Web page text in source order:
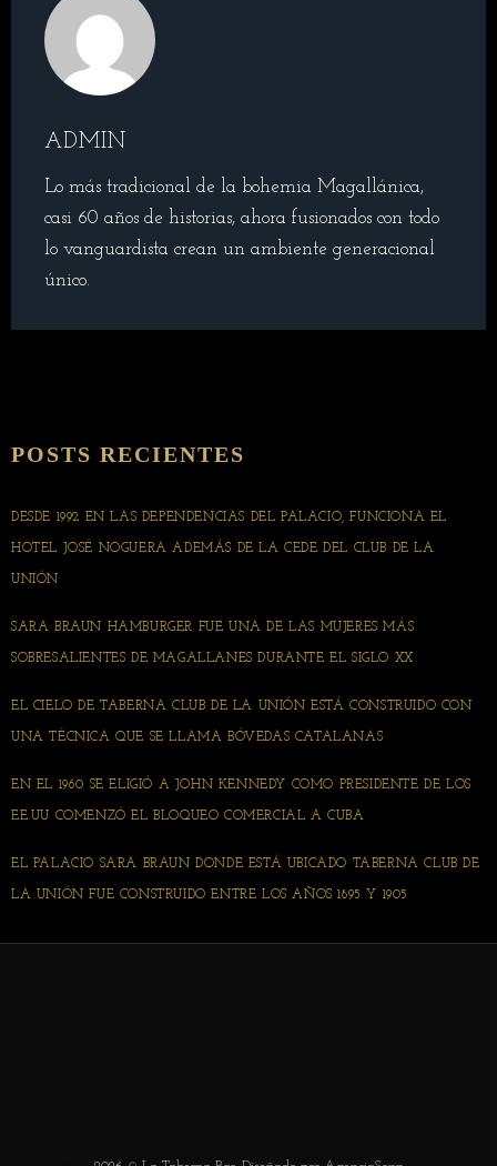
ADMIN
Lo más tradicional de la bohemia Magallánica,
casi 60 años de historias, ahora fusionados con todo
lo vanguardista crean un ambiente generacional
único.
POSTS RECIENTES
DESDE 1992 EN LAS DEPENDENCIAS DEL PALACIO, FUNCIONA EL
HOTEL JOSÉ NOGUERA ADEMÁS DE LA CEDE DEL CLUB DE LA
UNIÓN
SARA BRAUN HAMBURGER FUE UNA DE LAS MUJERES MÁS
SOBRESALIENTES DE MAGALLANES DURANTE EL SIGLO XX
EL CIELO DE TABERNA CLUB DE LA UNIÓN ESTÁ CONSTRUIDO CON
UNA TÉCNICA QUE SE LLAMA BÓVEDAS CATALANAS
EN EL 1960 SE ELIGIÓ A JOHN KENNEDY COMO PRESIDENTE DE LOS
EE.UU COMENZÓ EL BLOQUEO COMERCIAL A CUBA
EL PALACIO SARA BRAUN DONDE ESTÁ UBICADO TABERNA CLUB DE
LA UNIÓN FUE CONSTRUIDO ENTRE LOS AÑOS 1895 Y 1905